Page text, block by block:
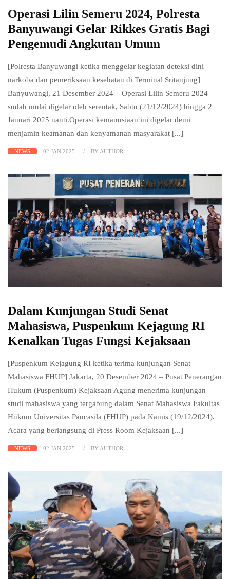
Operasi Lilin Semeru 2024, Polresta
Banyuwangi Gelar Rikkes Gratis Bagi
Pengemudi Angkutan Umum
[Polresta Banyuwangi ketika menggelar kegiatan deteksi dini
narkoba dan pemeriksaan kesehatan di Terminal Sritanjung]
Banyuwangi, 21 Desember 2024 – Operasi Lilin Semeru 2024
sudah mulai digelar oleh serentak, Sabtu (21/12/2024) hingga 2
Januari 2025 nanti.Operasi kemanusiaan ini digelar demi
menjamin keamanan dan kenyamanan masyarakat [...]
NEWS 02 JAN 2025 BY AUTHOR
Dalam Kunjungan Studi Senat
Mahasiswa, Puspenkum Kejagung RI
Kenalkan Tugas Fungsi Kejaksaan
[Puspenkum Kejagung RI ketika terima kunjungan Senat
Mahasiswa FHUP] Jakarta, 20 Desember 2024 – Pusat Penerangan
Hukum (Puspenkum) Kejaksaan Agung menerima kunjungan
studi mahasiswa yang tergabung dalam Senat Mahasiswa Fakultas
Hukum Universitas Pancasila (FHUP) pada Kamis (19/12/2024).
Acara yang berlangsung di Press Room Kejaksaan [...]
NEWS 02 JAN 2025 BY AUTHOR